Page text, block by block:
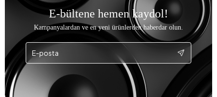
E-bültene hemen kaydol!
Kampanyalardan ve en yeni ürünlerden haberdar olun.